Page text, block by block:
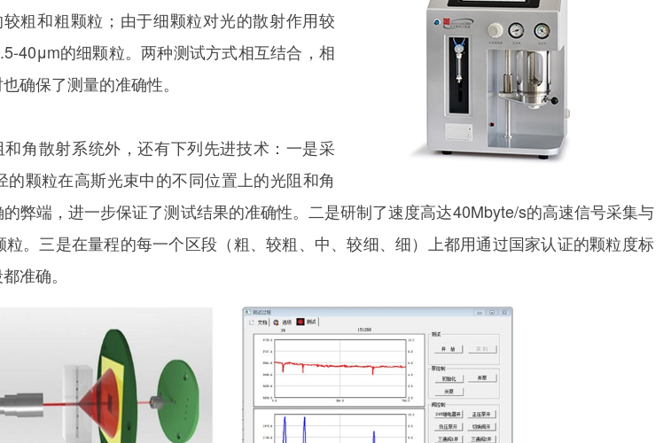
粗和粗颗粒；由于细颗粒对光的散射作用较
40μm的细颗粒。两种测试方式相互结合，相
确保了测量的准确性。
角散射系统外，还有下列先进技术：一是采
颗粒在高斯光束中的不同位置上的光阻和角
弊端，进一步保证了测试结果的准确性。二是研制了速度高达40Mbyte/s的高速信号采集与
。三是在量程的每一个区段（粗、较粗、中、较细、细）上都用通过国家认证的颗粒度标
准确。